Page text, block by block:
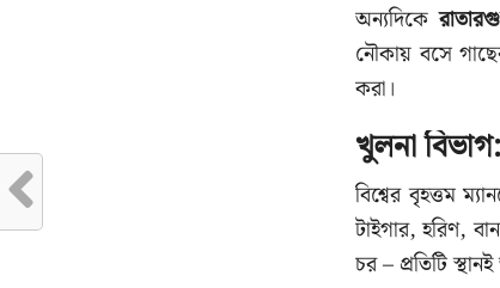
অন্যদিকে
নৌকায় বসে
করা।
খুলনা
বিশ্বের বৃহত্তম
টাইগার, হরিণ,
চর – প্রতিটি